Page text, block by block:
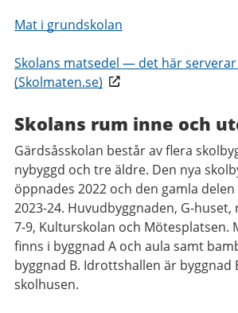
Mat i grundskolan
Skolans matsedel — det här serverar
(Skolmaten.se)
Skolans rum inne och
Gärdsåsskolan består av flera
nybyggd och tre äldre. Den nya
öppnades 2022 och den gamla
2023-24. Huvudbyggnaden, G-
7-9, Kulturskolan och Mötesplatsen.
finns i byggnad A och aula samt
byggnad B. Idrottshallen är byggnad
skolhusen.